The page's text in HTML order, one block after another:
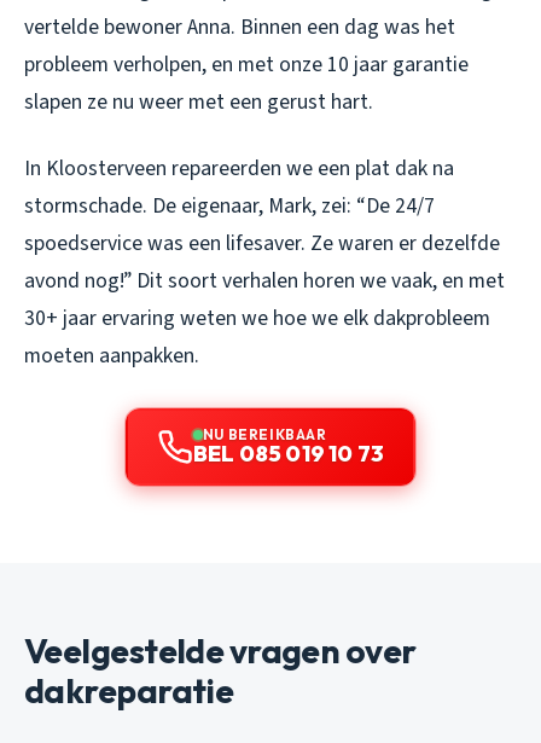
vertelde bewoner Anna. Binnen een dag was het
probleem verholpen, en met onze 10 jaar garantie
slapen ze nu weer met een gerust hart.
In Kloosterveen repareerden we een plat dak na
stormschade. De eigenaar, Mark, zei: “De 24/7
spoedservice was een lifesaver. Ze waren er dezelfde
avond nog!” Dit soort verhalen horen we vaak, en met
30+ jaar ervaring weten we hoe we elk dakprobleem
moeten aanpakken.
NU BEREIKBAAR
BEL 085 019 10 73
Veelgestelde vragen over
dakreparatie